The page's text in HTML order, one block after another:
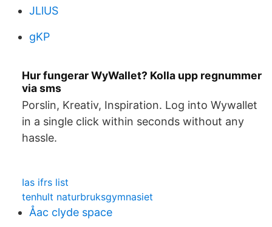
JLlUS
gKP
Hur fungerar WyWallet? Kolla upp regnummer
via sms
Porslin, Kreativ, Inspiration. Log into Wywallet
in a single click within seconds without any
hassle.
Ias ifrs list
tenhult naturbruksgymnasiet
Åac clyde space